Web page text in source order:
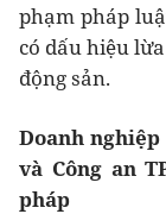
phạm pháp
có dấu hiệu
động sản.
Doanh
và Công an
pháp